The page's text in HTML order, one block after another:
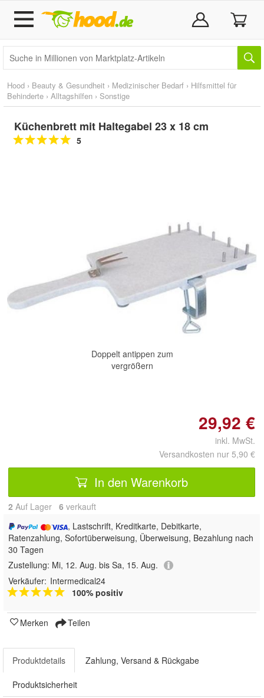
Hood › Beauty & Gesundheit › Medizinischer Bedarf › Hilfsmittel für
Behinderte › Alltagshilfen › Sonstige
Küchenbrett mit Haltegabel 23 x 18 cm
5
Doppelt antippen zum
vergrößern
29,92 €
inkl. MwSt.
Versandkosten nur 5,90 €
In den Warenkorb
2 Auf Lager 6 verkauft
, Lastschrift, Kreditkarte, Debitkarte,
Ratenzahlung, Sofortüberweisung, Überweisung, Bezahlung nach
30 Tagen
Zustellung: Mi, 12. Aug. bis Sa, 15. Aug.
Verkäufer: Intermedical24
100% positiv
Merken Teilen
Produktdetails Zahlung, Versand & Rückgabe
Produktsicherheit